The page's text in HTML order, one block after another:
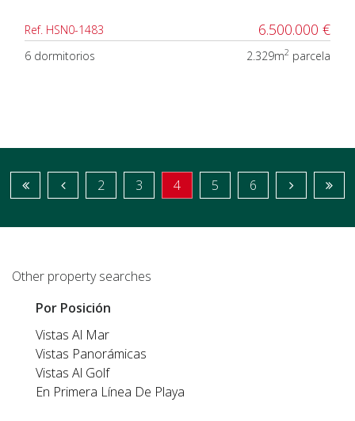
Ref. HSN0-1483 6.500.000 €
6 dormitorios 2.329m2 parcela
2 3 4 5 6
Other property searches
Por Posición
Vistas Al Mar
Vistas Panorámicas
Vistas Al Golf
En Primera Línea De Playa